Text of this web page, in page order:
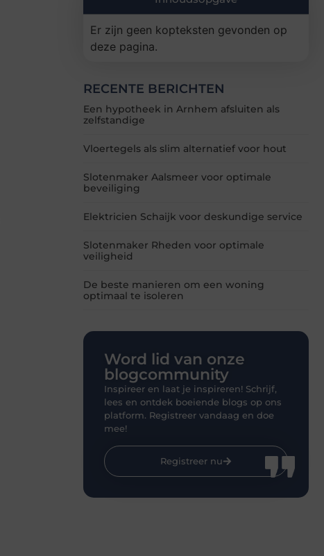
Er zijn geen kopteksten gevonden op
deze pagina.
RECENTE BERICHTEN
Een hypotheek in Arnhem afsluiten als
zelfstandige
Vloertegels als slim alternatief voor hout
Slotenmaker Aalsmeer voor optimale
beveiliging
Elektricien Schaijk voor deskundige service
Slotenmaker Rheden voor optimale
veiligheid
De beste manieren om een woning
optimaal te isoleren
Word lid van onze
blogcommunity
Inspireer en laat je inspireren! Schrijf,
lees en ontdek boeiende blogs op ons
platform. Registreer vandaag en doe
mee!
Registreer nu